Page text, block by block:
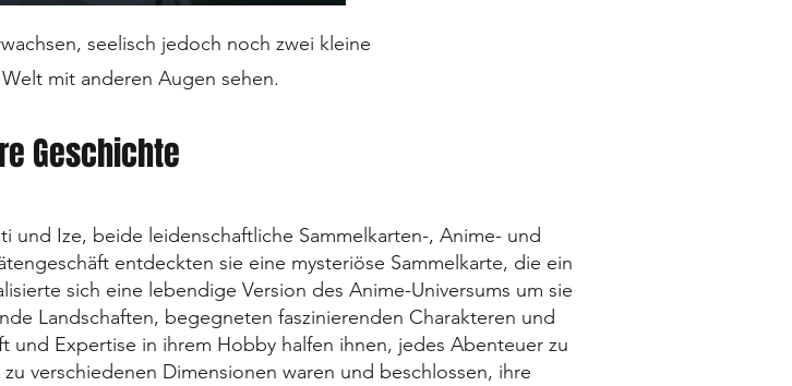
seelisch jedoch noch zwei kleine
mit anderen Augen sehen.
Geschichte
Ize, beide leidenschaftliche Sammelkarten-, Anime- und
entdeckten sie eine mysteriöse Sammelkarte, die ein
sich eine lebendige Version des Anime-Universums um sie
Landschaften, begegneten faszinierenden Charakteren und
und Expertise in ihrem Hobby halfen ihnen, jedes Abenteuer zu
verschiedenen Dimensionen waren und beschlossen, ihre